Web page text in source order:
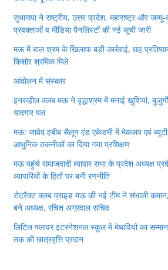
सुभासपा ने राष्ट्रीय, उत्तर प्रदेश, महाराष्ट्र और
प्रवक्ताओं व मीडिया पैनलिस्टों की नई सूची जारी
मऊ में बाल श्रम के खिलाफ बड़ी कार्रवाई, छह
किशोर श्रमिक मिले
आंदोलन में संस्कार
इनरव्हील क्लब मऊ ने वृद्धाश्रम में मनाई खुशियां,
यादगार पल
मऊ: जावेद हबीब सैलून एंड एकेडमी में मेकअप एवं ब्यूटी
आधुनिक तकनीकों का दिया गया प्रशिक्षण
मऊ पहुंचे समाजवादी व्यापार सभा के प्रदेश अध्यक्ष
व्यापारियों के हितों पर बनी रणनीति
रोटरैक्ट क्लब प्राइड मऊ की नई टीम ने संभाली कमान,
बने अध्यक्ष, रचित अग्रवाल सचिव
लिटिल फ्लावर इंटरनेशनल स्कूल में मेधावियों का
तक की छात्रवृत्ति प्रदान